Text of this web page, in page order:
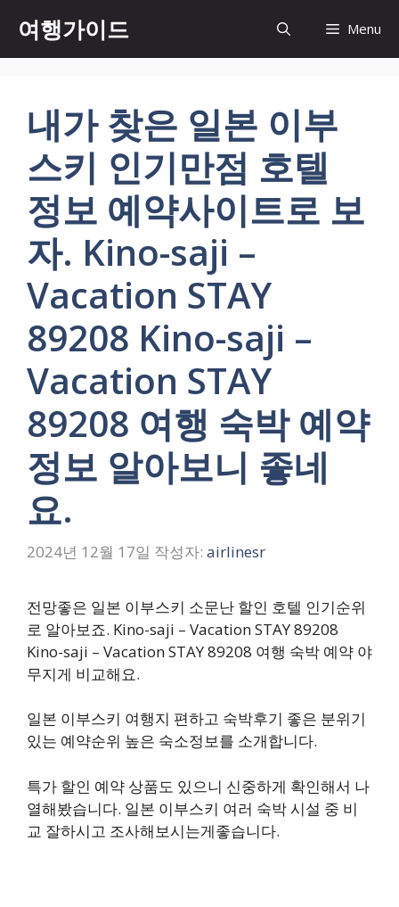
츠
여행가이드 Menu
내가 찾은 일본 이부
스키 인기만점 호텔
정보 예약사이트로 보
자. Kino-saji –
Vacation STAY
89208 Kino-saji –
Vacation STAY
89208 여행 숙박 예약
정보 알아보니 좋네
요.
2024년 12월 17일 작성자: airlinesr
전망좋은 일본 이부스키 소문난 할인 호텔 인기순위
로 알아보죠. Kino-saji – Vacation STAY 89208
Kino-saji – Vacation STAY 89208 여행 숙박 예약 야
무지게 비교해요.
일본 이부스키 여행지 편하고 숙박후기 좋은 분위기
있는 예약순위 높은 숙소정보를 소개합니다.
특가 할인 예약 상품도 있으니 신중하게 확인해서 나
열해봤습니다. 일본 이부스키 여러 숙박 시설 중 비
교 잘하시고 조사해보시는게좋습니다.